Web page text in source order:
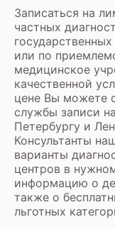
Записаться на
частных
или по
медицинское
качественной
цене Вы можете
службы записи
Петербургу и
Консультанты
варианты
центров в
информацию о
также о
льготных